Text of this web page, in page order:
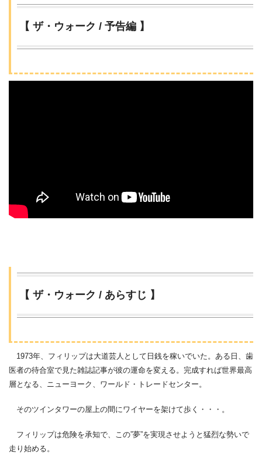
【 ザ・ウォーク / 予告編 】
【 ザ・ウォーク / あらすじ 】
1973年、フィリップは大道芸人として日銭を稼いでいた。ある日、歯
医者の待合室で見た雑誌記事が彼の運命を変える。完成すれば世界最高
層となる、ニューヨーク、ワールド・トレードセンター。
そのツインタワーの屋上の間にワイヤーを架けて歩く・・・。
フィリップは危険を承知で、この”夢”を実現させようと猛烈な勢いで
走り始める。